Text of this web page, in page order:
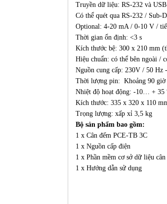
Truyền dữ liệu: RS-232 và USB
Có thể quét qua RS-232 / Sub-
Optional: 4-20 mA / 0-10 V /
Thời gian ổn định: <3 s
Kích thước bệ: 300 x 210 mm
Hiệu chuẩn: có thể bên ngoài /
Nguồn cung cấp: 230V / 50
Thời lượng pin: Khoảng 90 giờ
Nhiệt độ hoạt động: -10… +
Kích thước: 335 x 320 x 110
Trọng lượng: xấp xỉ 3,5 kg
Bộ sản phẩm bao gồm:
1 x Cân đếm PCE-TB 3C
1 x Nguồn cấp điện
1 x Phần mềm cơ sở dữ liệu
1 x Hướng dẫn sử dụng